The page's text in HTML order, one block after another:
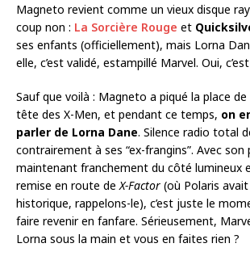
Magneto revient comme un vieux disque
coup non : La Sorcière Rouge et
ses enfants (officiellement), mais Lorna
elle, c’est validé, estampillé Marvel. Oui,
Sauf que voilà : Magneto a piqué la place de
tête des X-Men, et pendant ce temps, on
parler de Lorna Dane. Silence radio total
contrairement à ses “ex-frangins”. Avec son
maintenant franchement du côté lumineux
remise en route deX-Factor (où Polaris
historique, rappelons-le), c’est juste le
faire revenir en fanfare. Sérieusement,
Lorna sous la main et vous en faites rien ?